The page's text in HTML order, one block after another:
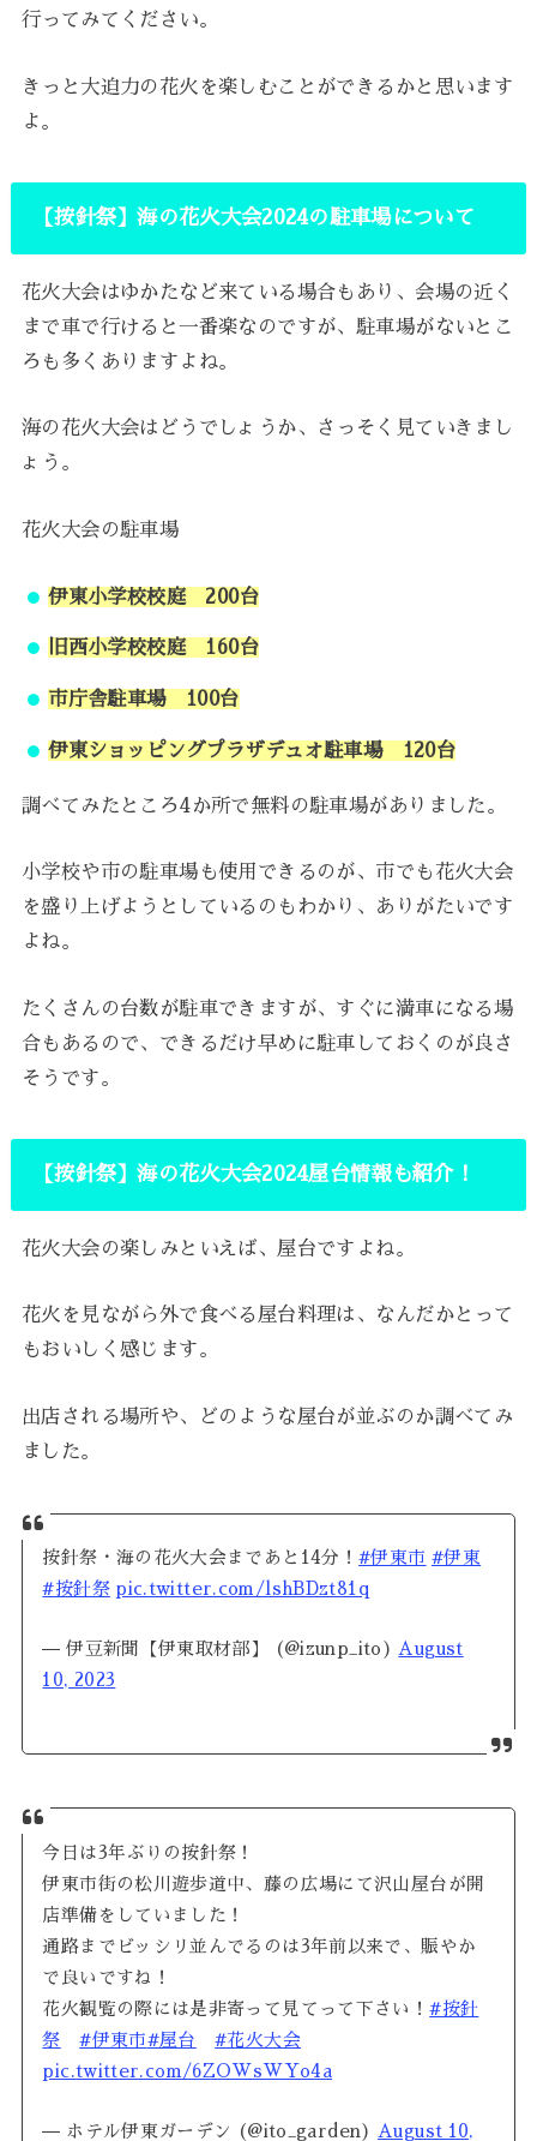
行ってみてください。
きっと大迫力の花火を楽しむことができるかと思います
よ。
【按針祭】海の花火大会2024の駐車場について
花火大会はゆかたなど来ている場合もあり、会場の近く
まで車で行けると一番楽なのですが、駐車場がないとこ
ろも多くありますよね。
海の花火大会はどうでしょうか、さっそく見ていきまし
ょう。
花火大会の駐車場
伊東小学校校庭 200台
旧西小学校校庭 160台
市庁舎駐車場 100台
伊東ショッピングプラザデュオ駐車場 120台
調べてみたところ4か所で無料の駐車場がありました。
小学校や市の駐車場も使用できるのが、市でも花火大会
を盛り上げようとしているのもわかり、ありがたいです
よね。
たくさんの台数が駐車できますが、すぐに満車になる場
合もあるので、できるだけ早めに駐車しておくのが良さ
そうです。
【按針祭】海の花火大会2024屋台情報も紹介！
花火大会の楽しみといえば、屋台ですよね。
花火を見ながら外で食べる屋台料理は、なんだかとって
もおいしく感じます。
出店される場所や、どのような屋台が並ぶのか調べてみ
ました。
按針祭・海の花火大会まであと14分！#伊東市 #伊東
#按針祭 pic.twitter.com/lshBDzt81q
— 伊豆新聞【伊東取材部】 (@izunp_ito)
August
10, 2023
今日は3年ぶりの按針祭！
伊東市街の松川遊歩道中、藤の広場にて沢山屋台が開
店準備をしていました！
通路までビッシリ並んでるのは3年前以来で、賑やか
で良いですね！
花火観覧の際には是非寄って見てって下さい！#按針
祭
#伊東市#屋台
#花火大会
pic.twitter.com/6ZOWsWYo4a
— ホテル伊東ガーデン (@ito_garden)
August 10,